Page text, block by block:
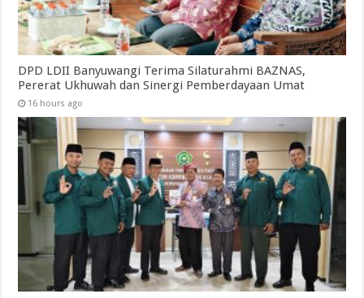
DPD LDII Banyuwangi Terima Silaturahmi BAZNAS,
Pererat Ukhuwah dan Sinergi Pemberdayaan Umat
16 hours ago